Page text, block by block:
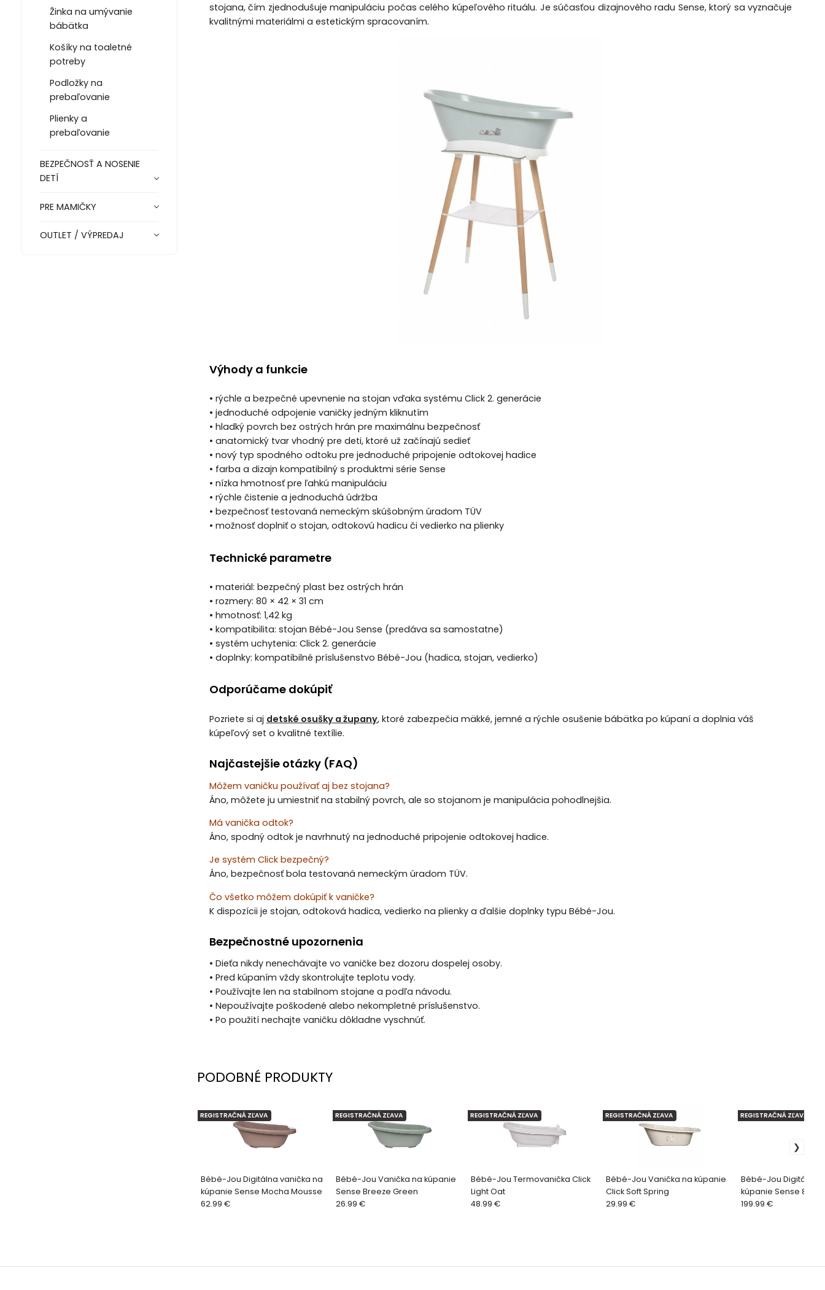
Žinka na umývanie
bábätka
Košíky na toaletné
potreby
Podložky na
prebaľovanie
Plienky a
prebaľovanie
BEZPEČNOSŤ A NOSENIE
DETÍ
PRE MAMIČKY
OUTLET / VÝPREDAJ
stojana, čím zjednodušuje manipuláciu počas celého kúpeľového rituálu. Je súčasťou dizajnového radu Sense, ktorý sa vyznačuje
kvalitnými materiálmi a estetickým spracovaním.
Výhody a funkcie
• rýchle a bezpečné upevnenie na stojan vďaka systému Click 2. generácie
• jednoduché odpojenie vaničky jedným kliknutím
• hladký povrch bez ostrých hrán pre maximálnu bezpečnosť
• anatomický tvar vhodný pre deti, ktoré už začínajú sedieť
• nový typ spodného odtoku pre jednoduché pripojenie odtokovej hadice
• farba a dizajn kompatibilný s produktmi série Sense
• nízka hmotnosť pre ľahkú manipuláciu
• rýchle čistenie a jednoduchá údržba
• bezpečnosť testovaná nemeckým skúšobným úradom TÜV
• možnosť doplniť o stojan, odtokovú hadicu či vedierko na plienky
Technické parametre
• materiál: bezpečný plast bez ostrých hrán
• rozmery: 80 × 42 × 31 cm
• hmotnosť: 1,42 kg
• kompatibilita: stojan Bébé-Jou Sense (predáva sa samostatne)
• systém uchytenia: Click 2. generácie
• doplnky: kompatibilné príslušenstvo Bébé-Jou (hadica, stojan, vedierko)
Odporúčame dokúpiť
Pozriete si aj detské osušky a župany, ktoré zabezpečia mäkké, jemné a rýchle osušenie bábätka po kúpaní a doplnia váš
kúpeľový set o kvalitné textílie.
Najčastejšie otázky (FAQ)
Môžem vaničku používať aj bez stojana?
Áno, môžete ju umiestniť na stabilný povrch, ale so stojanom je manipulácia pohodlnejšia.
Má vanička odtok?
Áno, spodný odtok je navrhnutý na jednoduché pripojenie odtokovej hadice.
Je systém Click bezpečný?
Áno, bezpečnosť bola testovaná nemeckým úradom TÜV.
Čo všetko môžem dokúpiť k vaničke?
K dispozícii je stojan, odtoková hadica, vedierko na plienky a ďalšie doplnky typu Bébé-Jou.
Bezpečnostné upozornenia
• Dieťa nikdy nenechávajte vo vaničke bez dozoru dospelej osoby.
• Pred kúpaním vždy skontrolujte teplotu vody.
• Používajte len na stabilnom stojane a podľa návodu.
• Nepoužívajte poškodené alebo nekompletné príslušenstvo.
• Po použití nechajte vaničku dôkladne vyschnúť.
PODOBNÉ PRODUKTY
Bébé-Jou Digitálna vanička na
kúpanie Sense Mocha Mousse
REGISTRAČNÁ ZĽAVA
62.99 €
Bébé-Jou Vanička na kúpanie
Sense Breeze Green
REGISTRAČNÁ ZĽAVA
26.99 €
Bébé-Jou Termovanička Click
Light Oat
REGISTRAČNÁ ZĽAVA
48.99 €
Bébé-Jou Vanička na kúpanie
Click Soft Spring
REGISTRAČNÁ ZĽAVA
29.99 €
Bébé-Jou Digitálna
kúpanie Sense 8-
Pink
REGISTRAČNÁ ZĽAVA
199.99 €